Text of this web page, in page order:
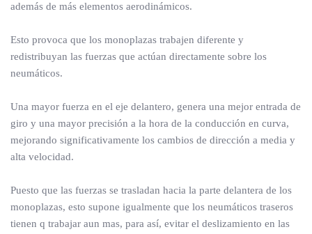
además de más elementos aerodinámicos.
Esto provoca que los monoplazas trabajen diferente y
redistribuyan las fuerzas que actúan directamente sobre los
neumáticos.
Una mayor fuerza en el eje delantero, genera una mejor entrada de
giro y una mayor precisión a la hora de la conducción en curva,
mejorando significativamente los cambios de dirección a media y
alta velocidad.
Puesto que las fuerzas se trasladan hacia la parte delantera de los
monoplazas, esto supone igualmente que los neumáticos traseros
tienen q trabajar aun mas, para así, evitar el deslizamiento en las